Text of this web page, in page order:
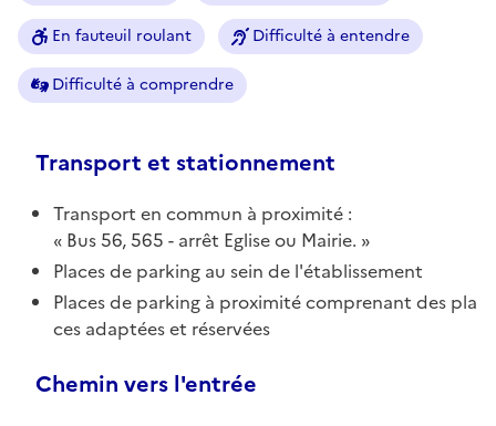
En fauteuil roulant Difficulté à entendre
Difficulté à comprendre
Transport et stationnement
Transport en commun à proximité :
Bus 56, 565 - arrêt Eglise ou Mairie.
Places de parking au sein de l'établissement
Places de parking à proximité comprenant des pla
ces adaptées et réservées
Chemin vers l'entrée